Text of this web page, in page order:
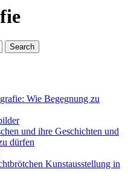
Wie Begegnung zu
und ihre Geschichten und
dürfen
Kunstausstellung in